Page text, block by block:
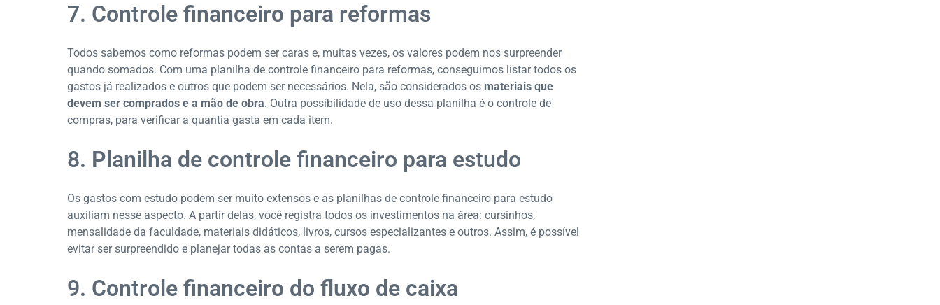
7. Controle financeiro para reformas
Todos sabemos como reformas podem ser caras e, muitas vezes, os valores podem nos surpreender
quando somados. Com uma planilha de controle financeiro para reformas, conseguimos listar todos os
gastos já realizados e outros que podem ser necessários. Nela, são considerados os materiais que
devem ser comprados e a mão de obra. Outra possibilidade de uso dessa planilha é o controle de
compras, para verificar a quantia gasta em cada item.
8. Planilha de controle financeiro para estudo
Os gastos com estudo podem ser muito extensos e as planilhas de controle financeiro para estudo
auxiliam nesse aspecto. A partir delas, você registra todos os investimentos na área: cursinhos,
mensalidade da faculdade, materiais didáticos, livros, cursos especializantes e outros. Assim, é possível
evitar ser surpreendido e planejar todas as contas a serem pagas.
9. Controle financeiro do fluxo de caixa